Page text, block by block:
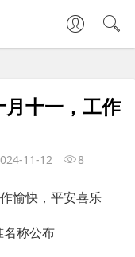
十一，工作
11-12 8
愉快，平安喜乐
名称公布